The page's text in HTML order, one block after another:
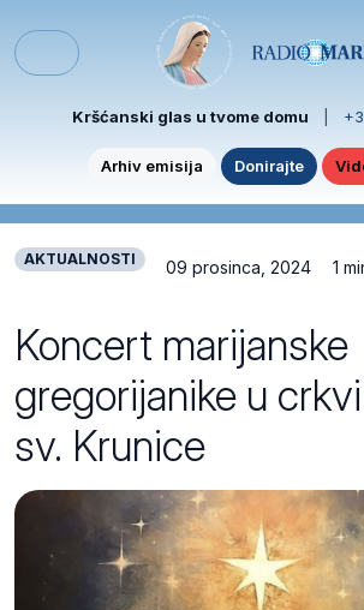
Menu
Kršćanski glas u tvome domu
Arhiv emisija Donirajte
AKTUALNOSTI 09 prosinca, 2024 1
Koncert marijanske
gregorijanike u
sv. Krunice